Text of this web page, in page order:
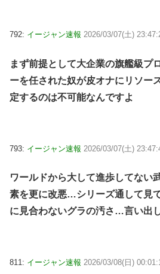
792: イージャン速報 2026/03/07(土)
まず前提として大企業の旗艦級プ
ーを任された奴が皮オナにリソー
定するのは不可能なんですよ
793: イージャン速報 2026/03/07(土)
ワールドから大して進歩してない
素を更に改悪…シリーズ通して見
に見合わないグラの汚さ…言い出
811: イージャン速報 2026/03/08(日)